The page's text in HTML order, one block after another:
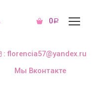
0Р
: florencia57@yandex.ru
Мы Вконтакте